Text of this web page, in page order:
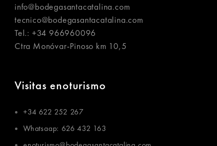
info@bodegasantacatalina.com
tecnico@bodegasantacatalina.com
Tel.: +34 966960096
Ctra Monóvar-Pinoso km 10,5
Visitas enoturismo
+34 622 252 267
Whatsaap: 626 432 163